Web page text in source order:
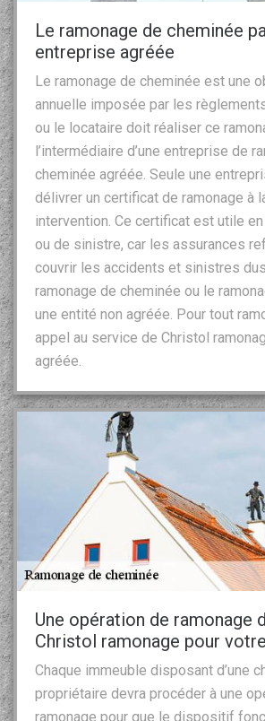
Le ramonage de cheminée
entreprise agréée
Le ramonage de cheminée est une
annuelle imposée par les
ou le locataire doit réaliser ce
l’intermédiaire d’une entreprise de
cheminée agréée. Seule une
délivrer un certificat de ramonage à
intervention. Ce certificat est utile
ou de sinistre, car les assurances
couvrir les accidents et sinistres
ramonage de cheminée ou le
une entité non agréée. Pour tout
appel au service de Christol
agréée.
Une opération de ramonage
Christol ramonage pour
Chaque immeuble disposant d’une
propriétaire devra procéder à une
ramonage pour que le dispositif